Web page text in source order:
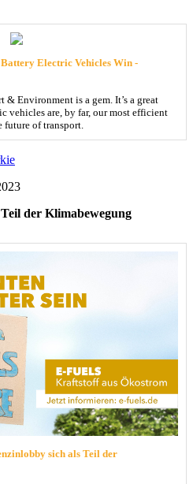
Electric Vehicles Win -
Environment is a gem. It’s a great
vehicles are, by far, our most efficient
of transport.
der Klimabewegung
sich als Teil der